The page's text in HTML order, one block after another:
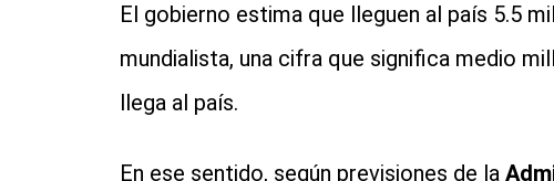
El gobierno estima que lleguen al país 5.5
mundialista, una cifra que significa medio
llega al país.
En ese sentido, según previsiones de la